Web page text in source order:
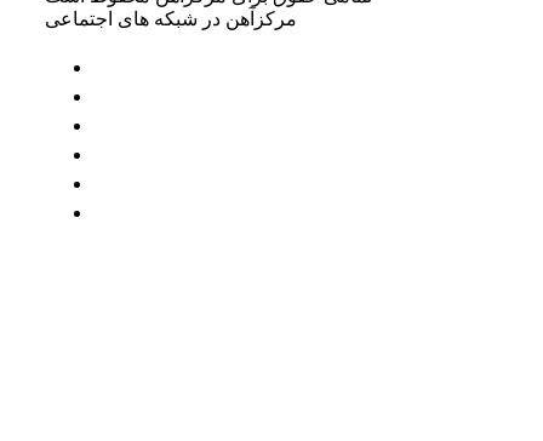
مرکزآهن در شبکه های اجتماعی